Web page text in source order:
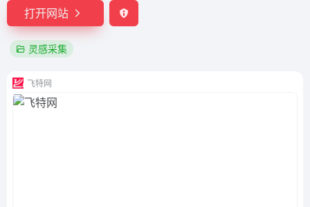
打开网站
灵感采集
飞特网